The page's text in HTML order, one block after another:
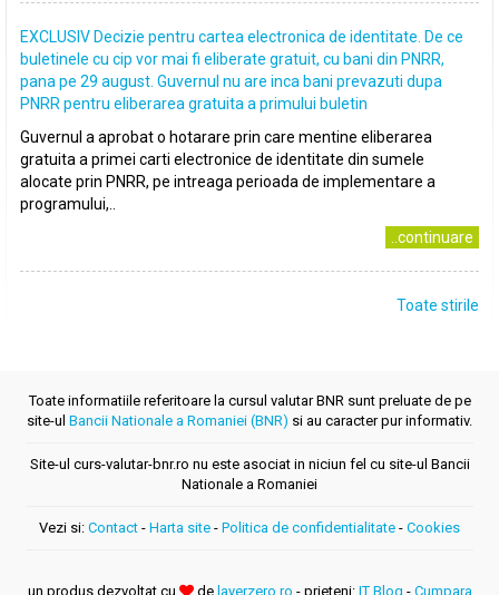
EXCLUSIV Decizie pentru cartea electronica de identitate. De ce
buletinele cu cip vor mai fi eliberate gratuit, cu bani din PNRR,
pana pe 29 august. Guvernul nu are inca bani prevazuti dupa
PNRR pentru eliberarea gratuita a primului buletin
Guvernul a aprobat o hotarare prin care mentine eliberarea
gratuita a primei carti electronice de identitate din sumele
alocate prin PNRR, pe intreaga perioada de implementare a
programului,..
..continuare
Toate stirile
Toate informatiile referitoare la cursul valutar BNR sunt preluate de pe
site-ul Bancii Nationale a Romaniei (BNR) si au caracter pur informativ.
Site-ul curs-valutar-bnr.ro nu este asociat in niciun fel cu site-ul Bancii
Nationale a Romaniei
Vezi si: Contact - Harta site - Politica de confidentialitate - Cookies
un produs dezvoltat cu de layerzero.ro - prieteni: IT Blog - Cumpara